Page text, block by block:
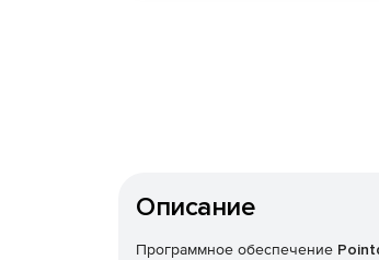
Описание
Программное обеспечение